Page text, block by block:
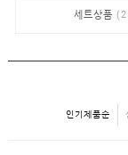
세트상품
인기제품순
클리어런스